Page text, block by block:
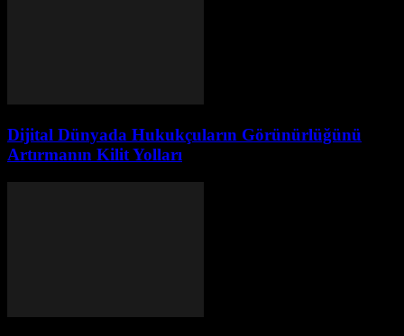
Dijital Dünyada Hukukçuların Görünürlüğünü
Artırmanın Kilit Yolları